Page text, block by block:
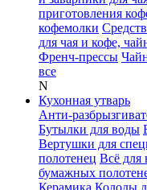
приготовления
кофемолки
для чая и кофе,
Френч-прессы
все
N
Кухонная утварь
Анти-
Бутылки для воды
Вертушки для
полотенец Всё для
бумажных
Керамика Колоды